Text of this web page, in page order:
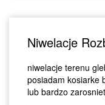
Niwelacje
niwelacje terenu
posiadam kosiarke
lub bardzo